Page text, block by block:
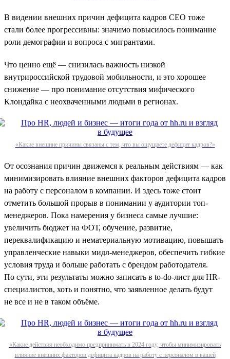
В видении внешних причин дефицита кадров СЕО тоже
стали более прогрессивны: значимо повысилось понимание
роли демографии и вопроса с мигрантами.
Что ценно ещё — снизилась важность низкой
внутрироссийской трудовой мобильности, и это хорошее
снижение — про понимание отсутствия мифического
Клондайка с неохваченными людьми в регионах.
«Какие внешние причины связаны с тем, что вы ощущаете дефицит кадров?»
От осознания причин движемся к реальным действиям — как
минимизировать влияние внешних факторов дефицита кадров
на работу с персоналом в компании. И здесь тоже стоит
отметить большой прорыв в понимании у аудитории топ-
менеджеров. Пока намерения у бизнеса самые лучшие:
увеличить бюджет на ФОТ, обучение, развитие,
переквалификацию и нематериальную мотивацию, повышать
управленческие навыки мидл-менеджеров, обеспечить гибкие
условия труда и больше работать с брендом работодателя.
По сути, эти результаты можно записать в to-do-лист для HR-
специалистов, хоть и понятно, что заявленное делать будут
не все и не в таком объёме.
«Какие действия необходимо предпринимать в 2024 году, чтобы минимизировать
влияние внешних факторов дефицита кадров на работу с персоналом в вашей